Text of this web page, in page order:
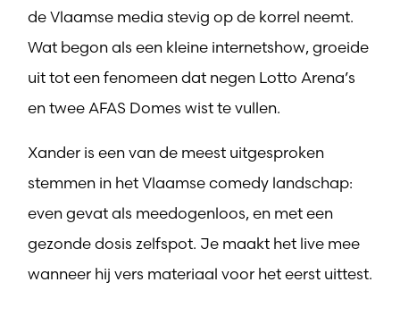
de Vlaamse media stevig op de korrel neemt.
Wat begon als een kleine internetshow, groeide
uit tot een fenomeen dat negen Lotto Arena’s
en twee AFAS Domes wist te vullen.
Xander is een van de meest uitgesproken
stemmen in het Vlaamse comedy landschap:
even gevat als meedogenloos, en met een
gezonde dosis zelfspot. Je maakt het live mee
wanneer hij vers materiaal voor het eerst uittest.